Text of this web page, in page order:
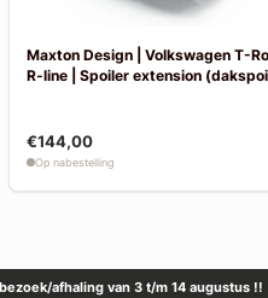
Maxton Design | Volkswagen T-
R-line | Spoiler extension
€144,00
Op nabestelling
afhaling van 3 t/m 14 augustus !!